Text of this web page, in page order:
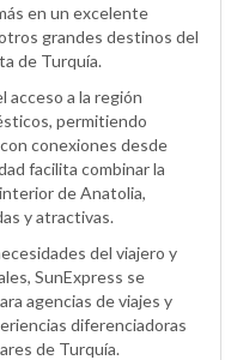
en un excelente
grandes destinos del
de Turquía.
acceso a la región
permitiendo
conexiones desde
facilita combinar la
de Anatolia,
y atractivas.
del viajero y
SunExpress se
agencias de viajes y
diferenciadoras
de Turquía.